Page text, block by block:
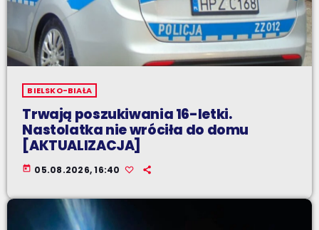
BIELSKO-BIAŁA
Trwają poszukiwania 16-letki.
Nastolatka nie wróciła do domu
[AKTUALIZACJA]
today 05.08.2026, 16:40